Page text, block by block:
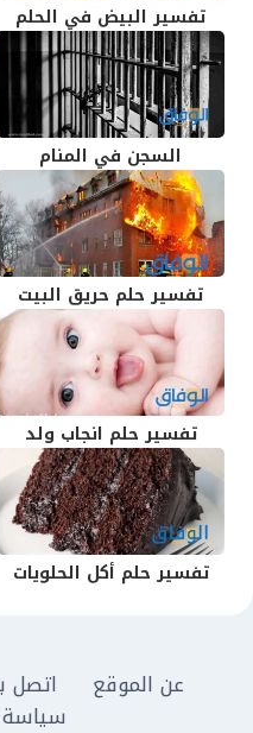
تفسير البيض في الحلم
السجن في المنام
تفسير حلم حريق البيت
تفسير حلم انجاب ولد
تفسير حلم أكل الحلويات
عن الموقع اتصل